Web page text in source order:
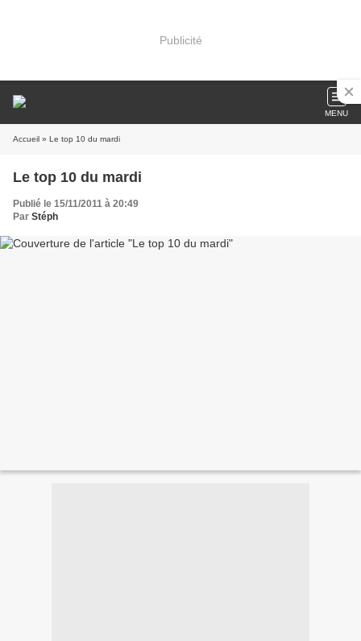
Publicité
MENU
Accueil » Le top 10 du mardi
Le top 10 du mardi
Publié le 15/11/2011 à 20:49
Par Stéph